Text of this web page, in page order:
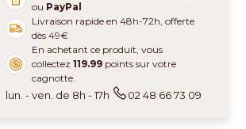
ou PayPal
Livraison rapide en 48h-72h, offerte
dès 49€
En achetant ce produit, vous
collectez119.99 points sur votre
cagnotte.
lun. - ven. de 8h - 17h 02 48 66 73 09